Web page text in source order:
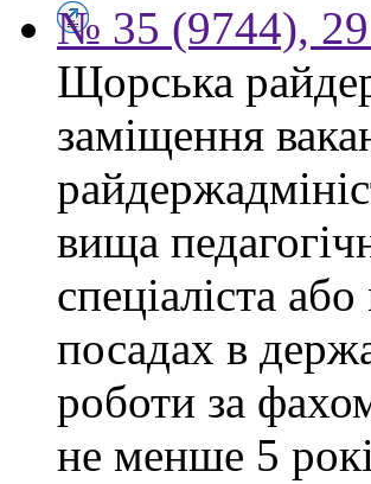
№ 35 (9744), 29
Щорська
заміщення
вища
спеціаліста
посадах в
роботи за
не менше 5